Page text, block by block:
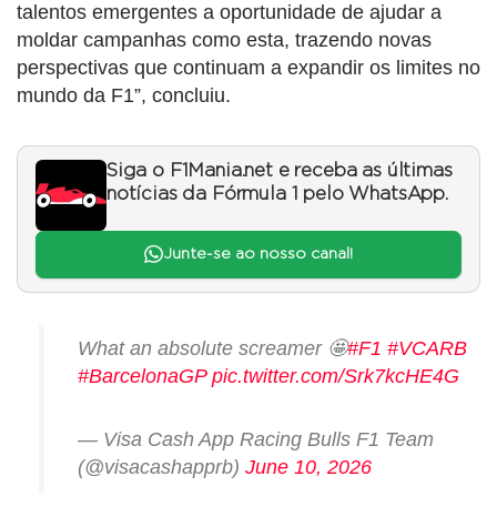
talentos emergentes a oportunidade de ajudar a
moldar campanhas como esta, trazendo novas
perspectivas que continuam a expandir os limites no
mundo da F1”, concluiu.
Siga o F1Mania.net e receba as últimas
notícias da Fórmula 1 pelo WhatsApp.
Junte-se ao nosso canal!
What an absolute screamer 🤩#F1 #VCARB
#BarcelonaGP pic.twitter.com/Srk7kcHE4G
— Visa Cash App Racing Bulls F1 Team
(@visacashapprb) June 10, 2026